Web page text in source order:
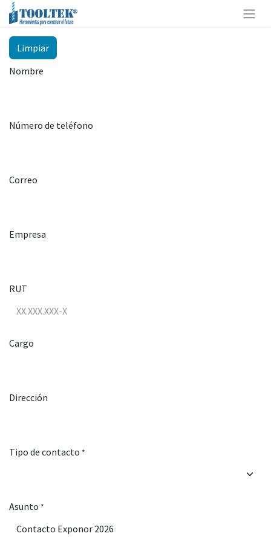
Limpiar
Nombre
Número de teléfono
Correo
Empresa
RUT
Cargo
Dirección
Tipo de contacto *
Asunto *